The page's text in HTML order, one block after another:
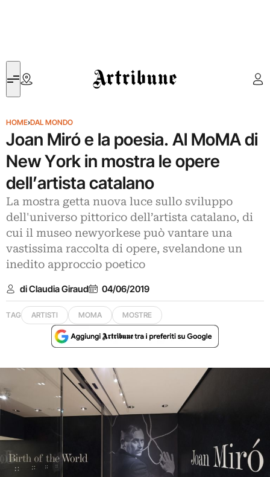
Artribune
HOME›DAL MONDO
Joan Miró e la poesia. Al MoMA di
New York in mostra le opere
dell’artista catalano
La mostra getta nuova luce sullo sviluppo
dell'universo pittorico dell’artista catalano, di
cui il museo newyorkese può vantare una
vastissima raccolta di opere, svelandone un
inedito approccio poetico
di Claudia Giraud 04/06/2019
TAG ARTISTI MOMA MOSTRE